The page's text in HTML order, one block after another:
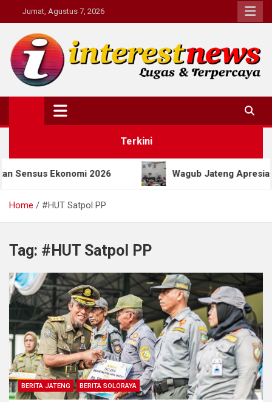
to
content
Jumat, Agustus 7, 2026
Interestnews.or.id
Terkini
Ekonomi 2026 Wagub Jateng Apresiasi
Home #HUT Satpol PP
Tag: #HUT Satpol PP
BERITA JATENG BERITA SOLORAYA